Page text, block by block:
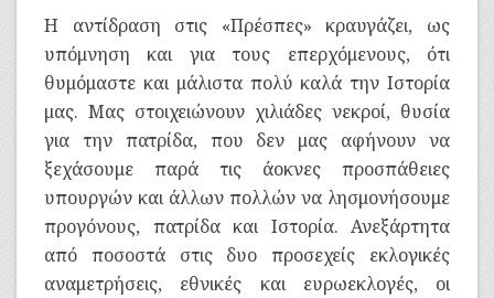
Η αντίδραση στις «Πρέσπες» κραυγάζει, ως
υπόμνηση και για τους επερχόμενους, ότι
θυμόμαστε και μάλιστα πολύ καλά την Ιστορία
μας. Μας στοιχειώνουν χιλιάδες νεκροί, θυσία
για την πατρίδα, που δεν μας αφήνουν να
ξεχάσουμε παρά τις άοκνες προσπάθειες
υπουργών και άλλων πολλών να λησμονήσουμε
προγόνους, πατρίδα και Ιστορία. Ανεξάρτητα
από ποσοστά στις δυο προσεχείς εκλογικές
αναμετρήσεις, εθνικές και ευρωεκλογές, οι